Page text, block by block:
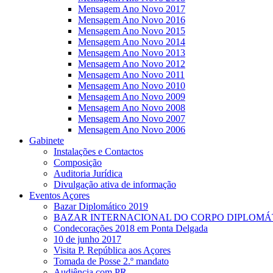
Mensagem Ano Novo 2017
Mensagem Ano Novo 2016
Mensagem Ano Novo 2015
Mensagem Ano Novo 2014
Mensagem Ano Novo 2013
Mensagem Ano Novo 2012
Mensagem Ano Novo 2011
Mensagem Ano Novo 2010
Mensagem Ano Novo 2009
Mensagem Ano Novo 2008
Mensagem Ano Novo 2007
Mensagem Ano Novo 2006
Gabinete
Instalações e Contactos
Composição
Auditoria Jurídica
Divulgação ativa de informação
Eventos Açores
Bazar Diplomático 2019
BAZAR INTERNACIONAL DO CORPO
Condecorações 2018 em Ponta Delgada
10 de junho 2017
Visita P. República aos Açores
Tomada de Posse 2.º mandato